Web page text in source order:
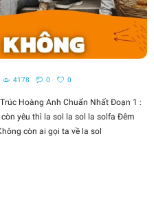
4178 0 0
Hoàng Anh Chuẩn Nhất Đoạn 1 :
yêu thì la sol la sol la solfa Đêm
còn ai gọi ta về la sol